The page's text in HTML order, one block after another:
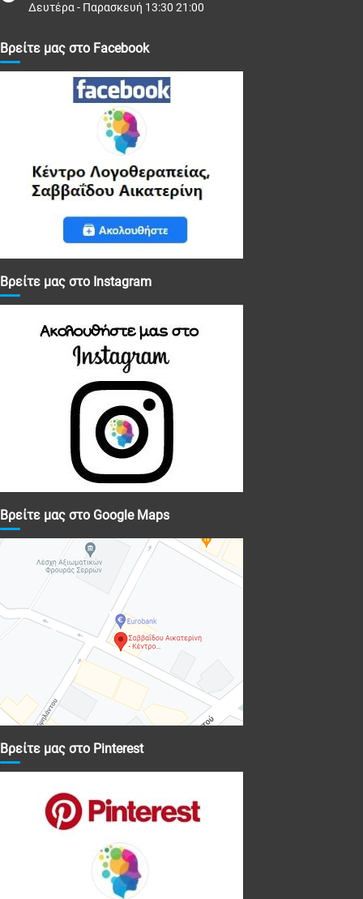
Δευτέρα - Παρασκευή 13:30 21:00
Βρείτε μας στο Facebook
Βρείτε μας στο Instagram
Βρείτε μας στο Google Maps
Βρείτε μας στο Pinterest